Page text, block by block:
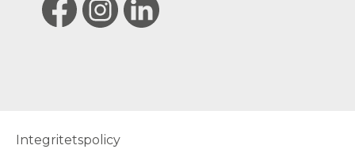
Integritetspolicy